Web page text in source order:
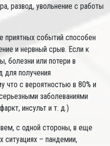
развод, увольнение с работы
приятных событий способен
и нервный срыв. Если к
болезни или потери в
для получения
что с вероятностью в 80% и
заболеваниями
инсульт и т. д.)
с одной стороны, в еще
– пандемии,